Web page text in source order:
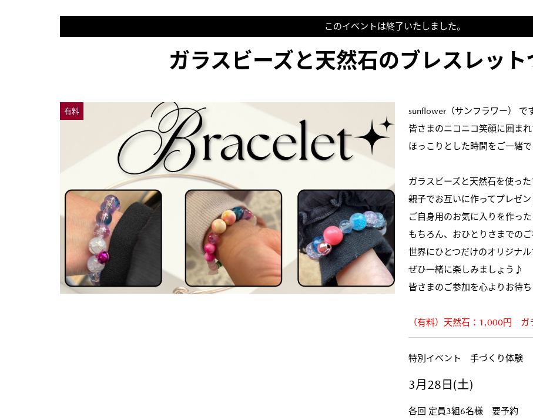
このイベントは終了いたしました。
ガラスビーズと天然石のブレスレット
有料
sunflower（サンフラワー） で
皆さまのニコニコ笑顔に囲まれ
ほっこりとした時間をご一緒
ガラスビーズと天然石を使っ
親子でお互いに作ってプレゼン
ご自身用のお気に入りを作っ
もちろん、おひとりさまでのご
世界にひとつだけのオリジナ
ぜひ一緒に楽しみましょう♪
皆さまのご参加を心よりお待ち
（有料）天然石：1,000円 ガ
特別イベント 手づくり体験
3月28日(土)
各回 定員3組6名様 要予約